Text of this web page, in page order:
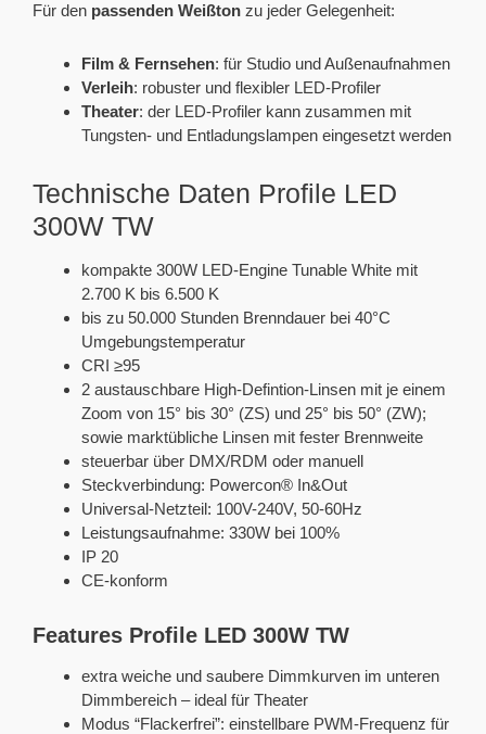
Für den passenden Weißton zu jeder Gelegenheit:
Film & Fernsehen: für Studio und Außenaufnahmen
Verleih: robuster und flexibler LED-Profiler
Theater: der LED-Profiler kann zusammen mit
Tungsten- und Entladungslampen eingesetzt werden
Technische Daten Profile LED
300W TW
kompakte 300W LED-Engine Tunable White mit
2.700 K bis 6.500 K
bis zu 50.000 Stunden Brenndauer bei 40°C
Umgebungstemperatur
CRI ≥95
2 austauschbare High-Defintion-Linsen mit je einem
Zoom von 15° bis 30° (ZS) und 25° bis 50° (ZW);
sowie marktübliche Linsen mit fester Brennweite
steuerbar über DMX/RDM oder manuell
Steckverbindung: Powercon® In&Out
Universal-Netzteil: 100V-240V, 50-60Hz
Leistungsaufnahme: 330W bei 100%
IP 20
CE-konform
Features Profile LED 300W TW
extra weiche und saubere Dimmkurven im unteren
Dimmbereich – ideal für Theater
Modus “Flackerfrei”: einstellbare PWM-Frequenz für